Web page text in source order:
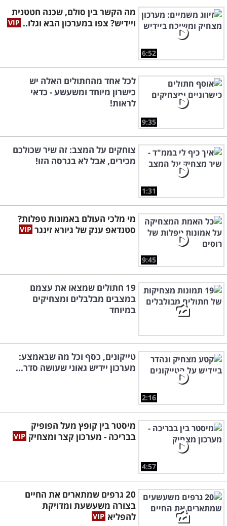
6:52
מה הקשר בין סולם, שכנה חטטנית
ויידיש? צפו במערכון הבא וגלו..
9:35
לכל אחד מהחתולים האלה יש
כישרון מיוחד ומשעשע - כדאי
לראות!
1:31
צוחקים על המצב: זה שיר שכולכם
מכירים, אבל לא בגרסה הזו!
9:45
מי מלכי העולם באמונות טפלות?
סטנדאפ ענק של גיורא זינגר
19 חתולים שמצאו את עצמם
במצבים מבלבלים ומצחיקים
במיוחד
2:16
טייקונים, כסף וכל מה שבאמצע:
מערכון יידיש גאוני שעושה סדר...
4:57
מיסטר בין קופץ מעל הפופיק
בבריכה - מערכון קצר ומצחיק
20 גרפים שמתארים את החיים
בצורה משעשעת ומדויקת
להפליא